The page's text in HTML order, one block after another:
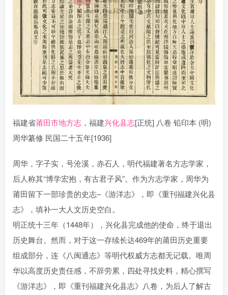
福建省莆田市地方志 ，福建兴化县志[正统] 八卷 铅印本 (明)
周华纂修 民国二十五年[1936]
周华，字子实，号沧溪，赤石人，明代福建著名方志学家，
后人称其“博学宏抱，有古君子风”。作为方志学家，周华为
莆田留下一部珍贵的史志–《游洋志》，即《重刊福建兴化县
志》，填补一大人文历史空白。
明正统十三年（1448年），兴化县完成他的使命，终于退出
历史舞台。然而，对于这一存续长达469年的莆田历史重要
组成部分，连《八闽通志》等明代权威方志都无记载。唯周
华以高度历史责任感，不辞劳累，四处寻找史料，精心撰写
《游洋志》，即《重刊福建兴化县志》八卷，为后人了解古